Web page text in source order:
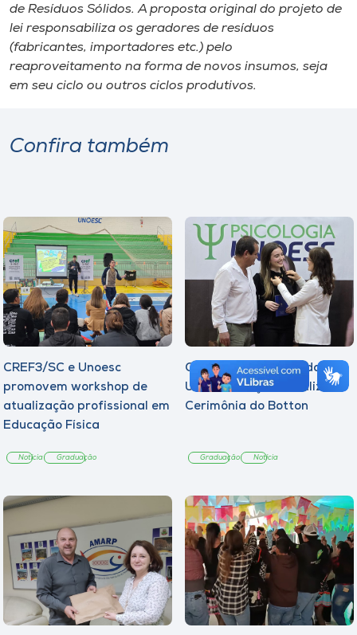
de Resíduos Sólidos. A proposta original do projeto de
lei responsabiliza os geradores de resíduos
(fabricantes, importadores etc.) pelo
reaproveitamento na forma de novos insumos, seja
em seu ciclo ou outros ciclos produtivos.
Confira também
CREF3/SC e Unoesc
promovem workshop de
atualização profissional em
Educação Física
Notícia Graduação
Curso de Psicologia da
Unoesc Joaçaba realiza 2ª
Cerimônia do Botton
Graduação Notícia